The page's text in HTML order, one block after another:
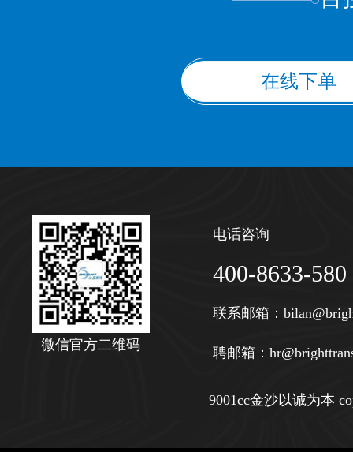
在线下单
微信官方二维码
电话咨询
400-8633-580
联系邮箱：
聘邮箱：
9001cc金沙以诚为本